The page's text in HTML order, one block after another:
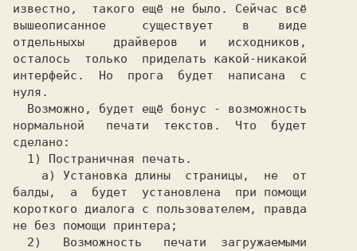
известно,  такого ещё не было. Сейчас всё
вышеописанное     существует    в    виде
отдельныхы    драйверов   и   исходников,
осталось  только  приделать какой-никакой
интерфейс.  Но  прога  будет  написана  с
нуля.
  Возможно, будет ещё
бонус
- возможность
нормальной   печати  текстов.  Что  будет
сделано:
1)
Постраничная печать.
а) Установка длины  страницы,  не  от
короткого диалога с пользователем, правда
не без помощи принтера;
2) Возможность   печати  загружаемыми